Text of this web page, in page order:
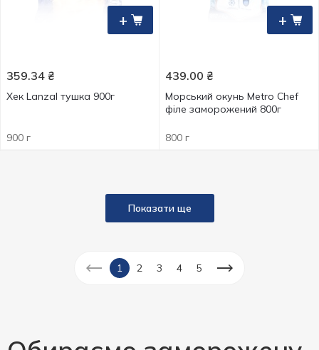
+
359.34 ₴
Хек Lanzal тушка 900г
900 г
+
439.00 ₴
Морський окунь Metro Chef
філе заморожений 800г
800 г
Показати ще
1 2 3 4 5